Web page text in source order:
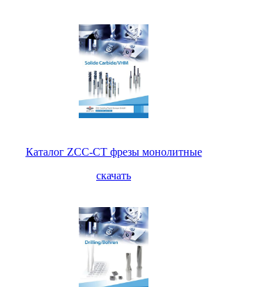
Каталог ZCC-CT фрезы монолитные
скачать